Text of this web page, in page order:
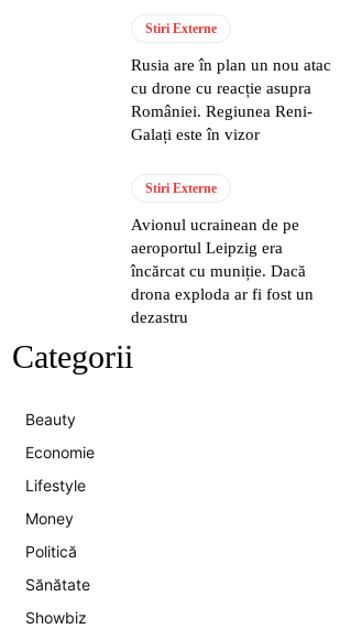
Stiri Externe
Rusia are în plan un nou atac
cu drone cu reacție asupra
României. Regiunea Reni-
Galați este în vizor
Stiri Externe
Avionul ucrainean de pe
aeroportul Leipzig era
încărcat cu muniție. Dacă
drona exploda ar fi fost un
dezastru
Categorii
Beauty
Economie
Lifestyle
Money
Politică
Sănătate
Showbiz